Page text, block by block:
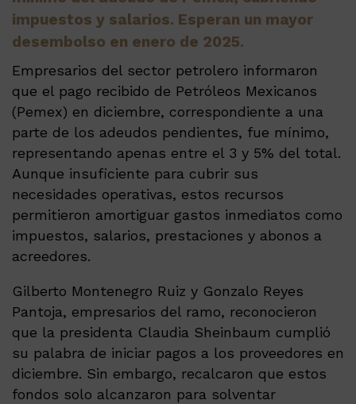
impuestos y salarios. Esperan un mayor
desembolso en enero de 2025.
Empresarios del sector petrolero informaron
que el pago recibido de Petróleos Mexicanos
(Pemex) en diciembre, correspondiente a una
parte de los adeudos pendientes, fue mínimo,
representando apenas entre el 3 y 5% del total.
Aunque insuficiente para cubrir sus
necesidades operativas, estos recursos
permitieron amortiguar gastos inmediatos como
impuestos, salarios, prestaciones y abonos a
acreedores.
Gilberto Montenegro Ruiz y Gonzalo Reyes
Pantoja, empresarios del ramo, reconocieron
que la presidenta Claudia Sheinbaum cumplió
su palabra de iniciar pagos a los proveedores en
diciembre. Sin embargo, recalcaron que estos
fondos solo alcanzaron para solventar